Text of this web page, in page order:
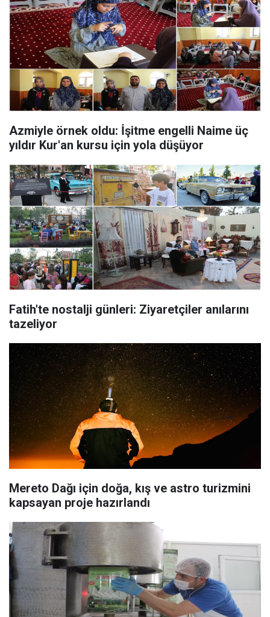
Azmiyle örnek oldu: İşitme engelli Naime üç
yıldır Kur'an kursu için yola düşüyor
Fatih'te nostalji günleri: Ziyaretçiler anılarını
tazeliyor
Mereto Dağı için doğa, kış ve astro turizmini
kapsayan proje hazırlandı